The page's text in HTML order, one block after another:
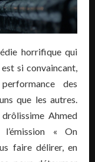
horrifique qui
si convaincant,
des
que les autres.
Ahmed
« On
faire délirer, en